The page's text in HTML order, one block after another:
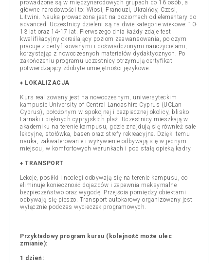
prowadzone są w międzynarodowych grupach do 16 osób, a
główne narodowości to: Włosi, Francuzi, Ukraińcy, Czesi,
Litwini. Nauka prowadzona jest na poziomach od elementary do
advanced. Uczestnicy dzieleni są na dwie kategorie wiekowe: 10-
13 lat oraz 14-17
lat. Pierwszego dnia każdy zdaje test
kwalifikacyjny określający poziom zaawansowania, po czym
pracuje z certyfikowanymi i doświadczonymi nauczycielami,
korzystając z nowoczesnych materiałów dydaktycznych. Po
zakończeniu programu uczestnicy otrzymują certyfikat
potwierdzający zdobyte umiejętności językowe.
♦ LOKALIZACJA
Kurs realizowany jest na nowoczesnym, uniwersyteckim
kampusie University of Central Lancashire Cyprus (UCLan
Cyprus), położonym w spokojnej i bezpiecznej okolicy, blisko
Larnaki i pięknych cypryjskich plaż. Uczestnicy mieszkają w
akademiku na terenie kampusu, gdzie znajdują się również sale
lekcyjne, stołówka, basen oraz strefy rekreacyjne. Dzięki temu
nauka, zakwaterowanie i wyżywienie odbywają się w jednym
miejscu, w komfortowych warunkach i pod stałą opieką kadry.
♦ TRANSPORT
Lekcje, posiłki i noclegi odbywają się na terenie kampusu, co
eliminuje konieczność dojazdów i zapewnia maksymalne
bezpieczeństwo oraz wygodę. Przejścia pomiędzy obiektami
odbywają się pieszo. Transport autokarowy organizowany jest
wyłącznie podczas wycieczek programowych.
Przykładowy program kursu (kolejność może ulec
zmianie):
1 dzień: